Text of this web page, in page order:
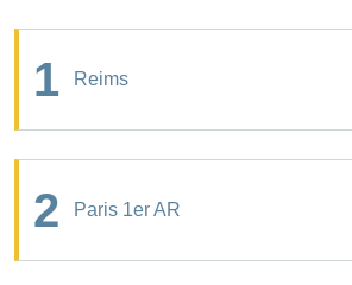
1 Reims
2 Paris 1er AR